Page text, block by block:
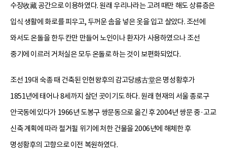
수장收藏 공간으로 이용하였다. 원래 우리나라는 고려 때만 해도 상류층은
입식 생활에 화로를 피우고, 두꺼운 솜을 넣은 옷을 입고 살았다. 조선에
와서도 온돌을 한두 칸만 만들어 노인이나 환자가 사용하였으나 조선
중기에 이르러 거처실은 모두 온돌로 하는 것이 보편화되었다.
조선 19대 숙종 때 건축된 인현왕후의 감고당感古堂은 명성황후가
1851년에 태어나 8세까지 살던 곳이기도 하다. 원래 현재의 서울 종로구
안국동에 있다가 1966년 도봉구 쌍문동으로 옮긴 후 2004년 쌍문 중·고교
신축 계획에 따라 철거될 위기에 처한 건물을 2006년에 해체한 후
명성황후의 고향으로 이전 복원하였다.